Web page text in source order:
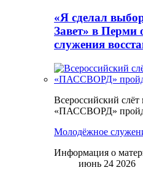
«Я сделал
Завет» в Перми
служения
Всероссийский
«ПАССВОРД»
Молодёжное
Информация о
июнь 24 2026